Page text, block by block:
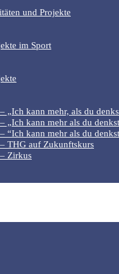
und Projekte
im Sport
„Ich kann mehr, als du
„Ich kann mehr als du
“Ich kann mehr als du
THG auf Zukunftskurs
Zirkus